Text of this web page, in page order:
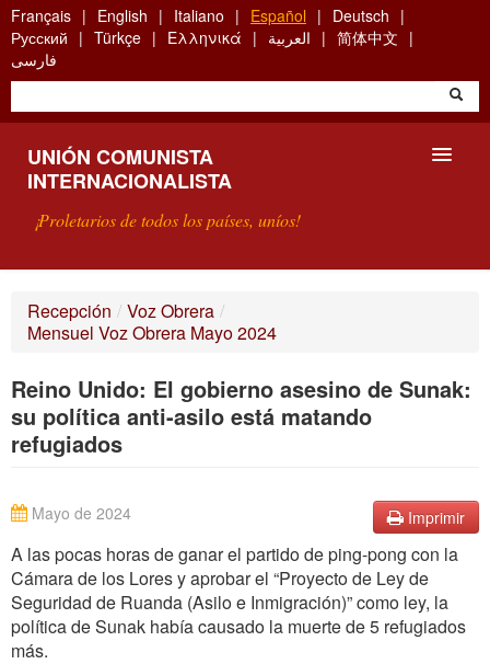
Skip
to
main
content
Français English Italiano Español
Deutsch
Русский
Türkçe Ελληνικά العربية
简体中文
فارسی
UNIÓN COMUNISTA
INTERNACIONALISTA
¡Proletarios de todos los países, uníos!
¿QUÉ ES LA UCI?
BÚSQUEDA
CONTACTARNOS
Recepción / Voz Obrera /
Mensuel Voz Obrera Mayo 2024
Reino Unido: El gobierno asesino de Sunak:
su política anti-asilo está matando
refugiados
Imprimir
Mayo de 2024
A las pocas horas de ganar el partido de ping-pong con la
Cámara de los Lores y aprobar el “Proyecto de Ley de
Seguridad de Ruanda (Asilo e Inmigración)” como ley, la
política de Sunak había causado la muerte de 5 refugiados
más.